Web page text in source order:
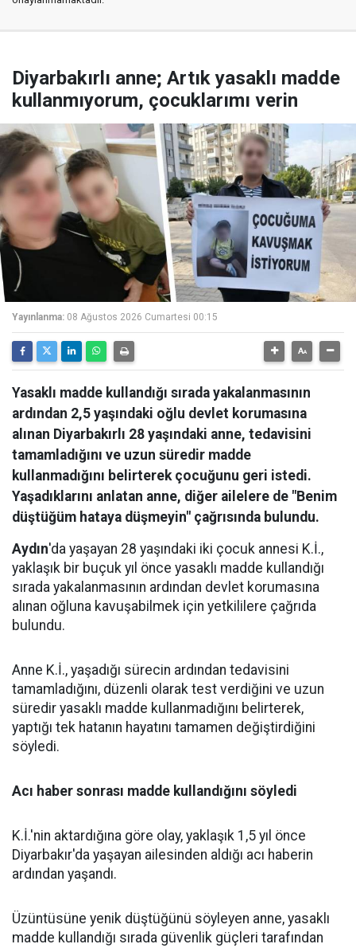
Diyarbakırlı anne; Artık yasaklı madde
kullanmıyorum, çocuklarımı verin
Yayınlanma: 08 Ağustos 2026 Cumartesi 00:15
Yasaklı madde kullandığı sırada yakalanmasının
ardından 2,5 yaşındaki oğlu devlet korumasına
alınan Diyarbakırlı 28 yaşındaki anne, tedavisini
tamamladığını ve uzun süredir madde
kullanmadığını belirterek çocuğunu geri istedi.
Yaşadıklarını anlatan anne, diğer ailelere de "Benim
düştüğüm hataya düşmeyin" çağrısında bulundu.
Aydın'da yaşayan 28 yaşındaki iki çocuk annesi K.İ.,
yaklaşık bir buçuk yıl önce yasaklı madde kullandığı
sırada yakalanmasının ardından devlet korumasına
alınan oğluna kavuşabilmek için yetkililere çağrıda
bulundu.
Anne K.İ., yaşadığı sürecin ardından tedavisini
tamamladığını, düzenli olarak test verdiğini ve uzun
süredir yasaklı madde kullanmadığını belirterek,
yaptığı tek hatanın hayatını tamamen değiştirdiğini
söyledi.
Acı haber sonrası madde kullandığını söyledi
K.İ.'nin aktardığına göre olay, yaklaşık 1,5 yıl önce
Diyarbakır'da yaşayan ailesinden aldığı acı haberin
ardından yaşandı.
Üzüntüsüne yenik düştüğünü söyleyen anne, yasaklı
madde kullandığı sırada güvenlik güçleri tarafından